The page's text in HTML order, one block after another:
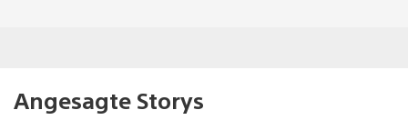
Angesagte Storys